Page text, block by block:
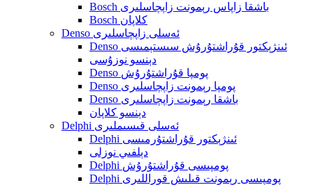
Bosch باشقا زاپاس رېمونت زاپچاسلىرى
Bosch كلاپان
Denso ئەسلى زاپچاسلىرى
Denso ئىنژېكتور قۇراشتۇرۇش سىستېمىسى
دېنسو نوزۇسى
Denso پومپا قۇراشتۇرۇش
Denso پومپا رېمونت زاپچاسلىرى
Denso باشقا رېمونت زاپچاسلىرى
دېنسو كلاپان
Delphi ئەسلى قىسىملىرى
Delphi ئىنژېكتور قۇراشتۇرمىسى
دېلفىي نوزلى
Delphi پومپىسى قۇراشتۇرۇش
Delphi پومپىسى رېمونت قىلىش قوراللىرى